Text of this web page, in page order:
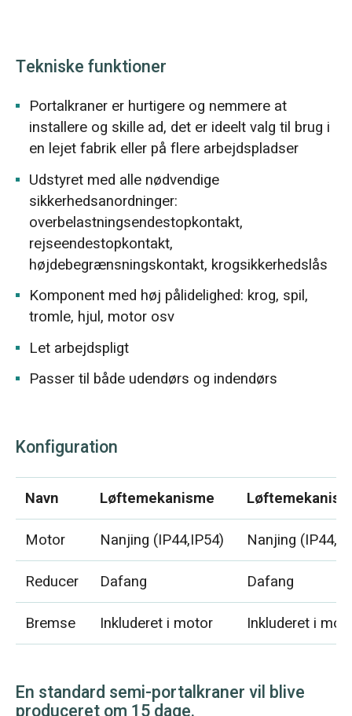
Tekniske funktioner
Portalkraner er hurtigere og nemmere at
installere og skille ad, det er ideelt valg til brug i
en lejet fabrik eller på flere arbejdspladser
Udstyret med alle nødvendige
sikkerhedsanordninger:
overbelastningsendestopkontakt,
rejseendestopkontakt,
højdebegrænsningskontakt, krogsikkerhedslås
Komponent med høj pålidelighed: krog, spil,
tromle, hjul, motor osv
Let arbejdspligt
Passer til både udendørs og indendørs
Konfiguration
Navn Løftemekanisme
Motor
Nanjing (IP44,IP54)
Nanjing
Reducer
Dafang
Dafang
Bremse
Inkluderet i motor Inkluderet i
En standard semi-portalkraner vil blive